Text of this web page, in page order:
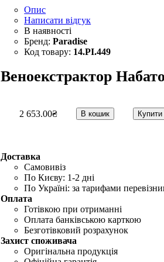
Опис
Написати відгук
Paradise
14.PI.449
Веноекстрактор
2 653.00₴ В кошик Купити
Доставка
Самовивіз
По Києву: 1-2 дні
По Україні: за тарифами
Оплата
Готівкою при отриманні
Оплата банківською карткою
Безготівковий розрахунок
Захист споживача
Оригінальна продукція